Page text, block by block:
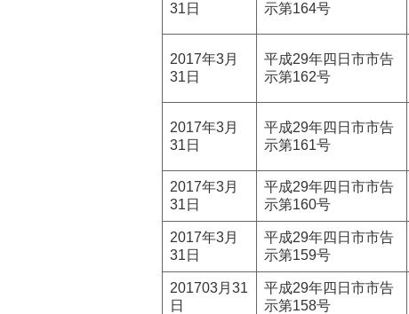
31日
示第164号
2017年3月
31日
平成29年四日市市告
示第162号
2017年3月
31日
平成29年四日市市告
示第161号
2017年3月
31日
平成29年四日市市告
示第160号
2017年3月
31日
平成29年四日市市告
示第159号
201703月31
日
平成29年四日市市告
示第158号